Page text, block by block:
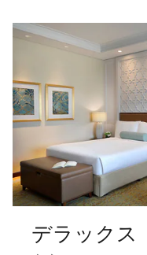
デラックス